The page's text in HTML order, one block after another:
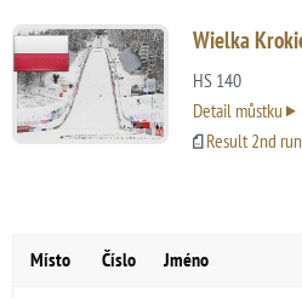
Wielka
HS 140
Detail můstku
Result 2nd
Místo Číslo Jméno